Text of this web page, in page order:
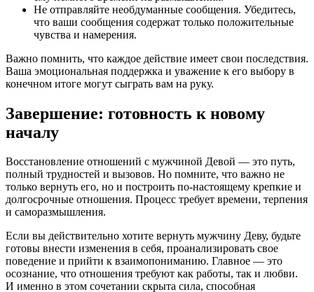
Не отправляйте необдуманные сообщения. Убедитесь,
что ваши сообщения содержат только положительные
чувства и намерения.
Важно помнить, что каждое действие имеет свои последствия.
Ваша эмоциональная поддержка и уважение к его выбору в
конечном итоге могут сыграть вам на руку.
Завершение: готовность к новому
началу
Восстановление отношений с мужчиной Девой — это путь,
полный трудностей и вызовов. Но помните, что важно не
только вернуть его, но и построить по-настоящему крепкие и
долгосрочные отношения. Процесс требует времени, терпения
и саморазмышления.
Если вы действительно хотите вернуть мужчину Деву, будьте
готовы внести изменения в себя, проанализировать свое
поведение и прийти к взаимопониманию. Главное — это
осознание, что отношения требуют как работы, так и любви.
И именно в этом сочетании скрыта сила, способная